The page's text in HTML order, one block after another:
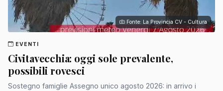
Fonte: La Provincia CV - Cultura
EVENTI
Civitavecchia: oggi sole prevalente,
possibili rovesci
Sostegno famiglie Assegno unico agosto 2026: in arrivo i